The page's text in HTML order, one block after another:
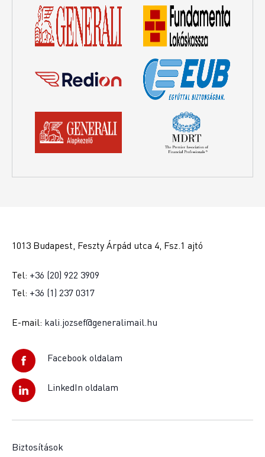
1013 Budapest, Feszty Árpád utca 4, Fsz.1 ajtó
Tel: +36 (20) 922 3909
Tel: +36 (1) 237 0317
E-mail: kali.jozsef@generalimail.hu
Facebook oldalam
LinkedIn oldalam
Biztosítások